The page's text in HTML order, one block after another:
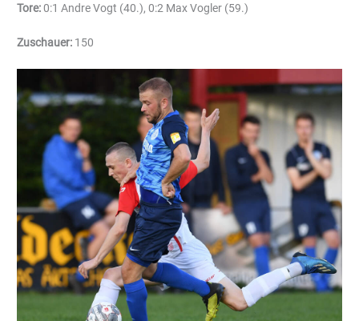
Tore:0:1 Andre Vogt (40.), 0:2 Max Vogler (59.)
Zuschauer: 150